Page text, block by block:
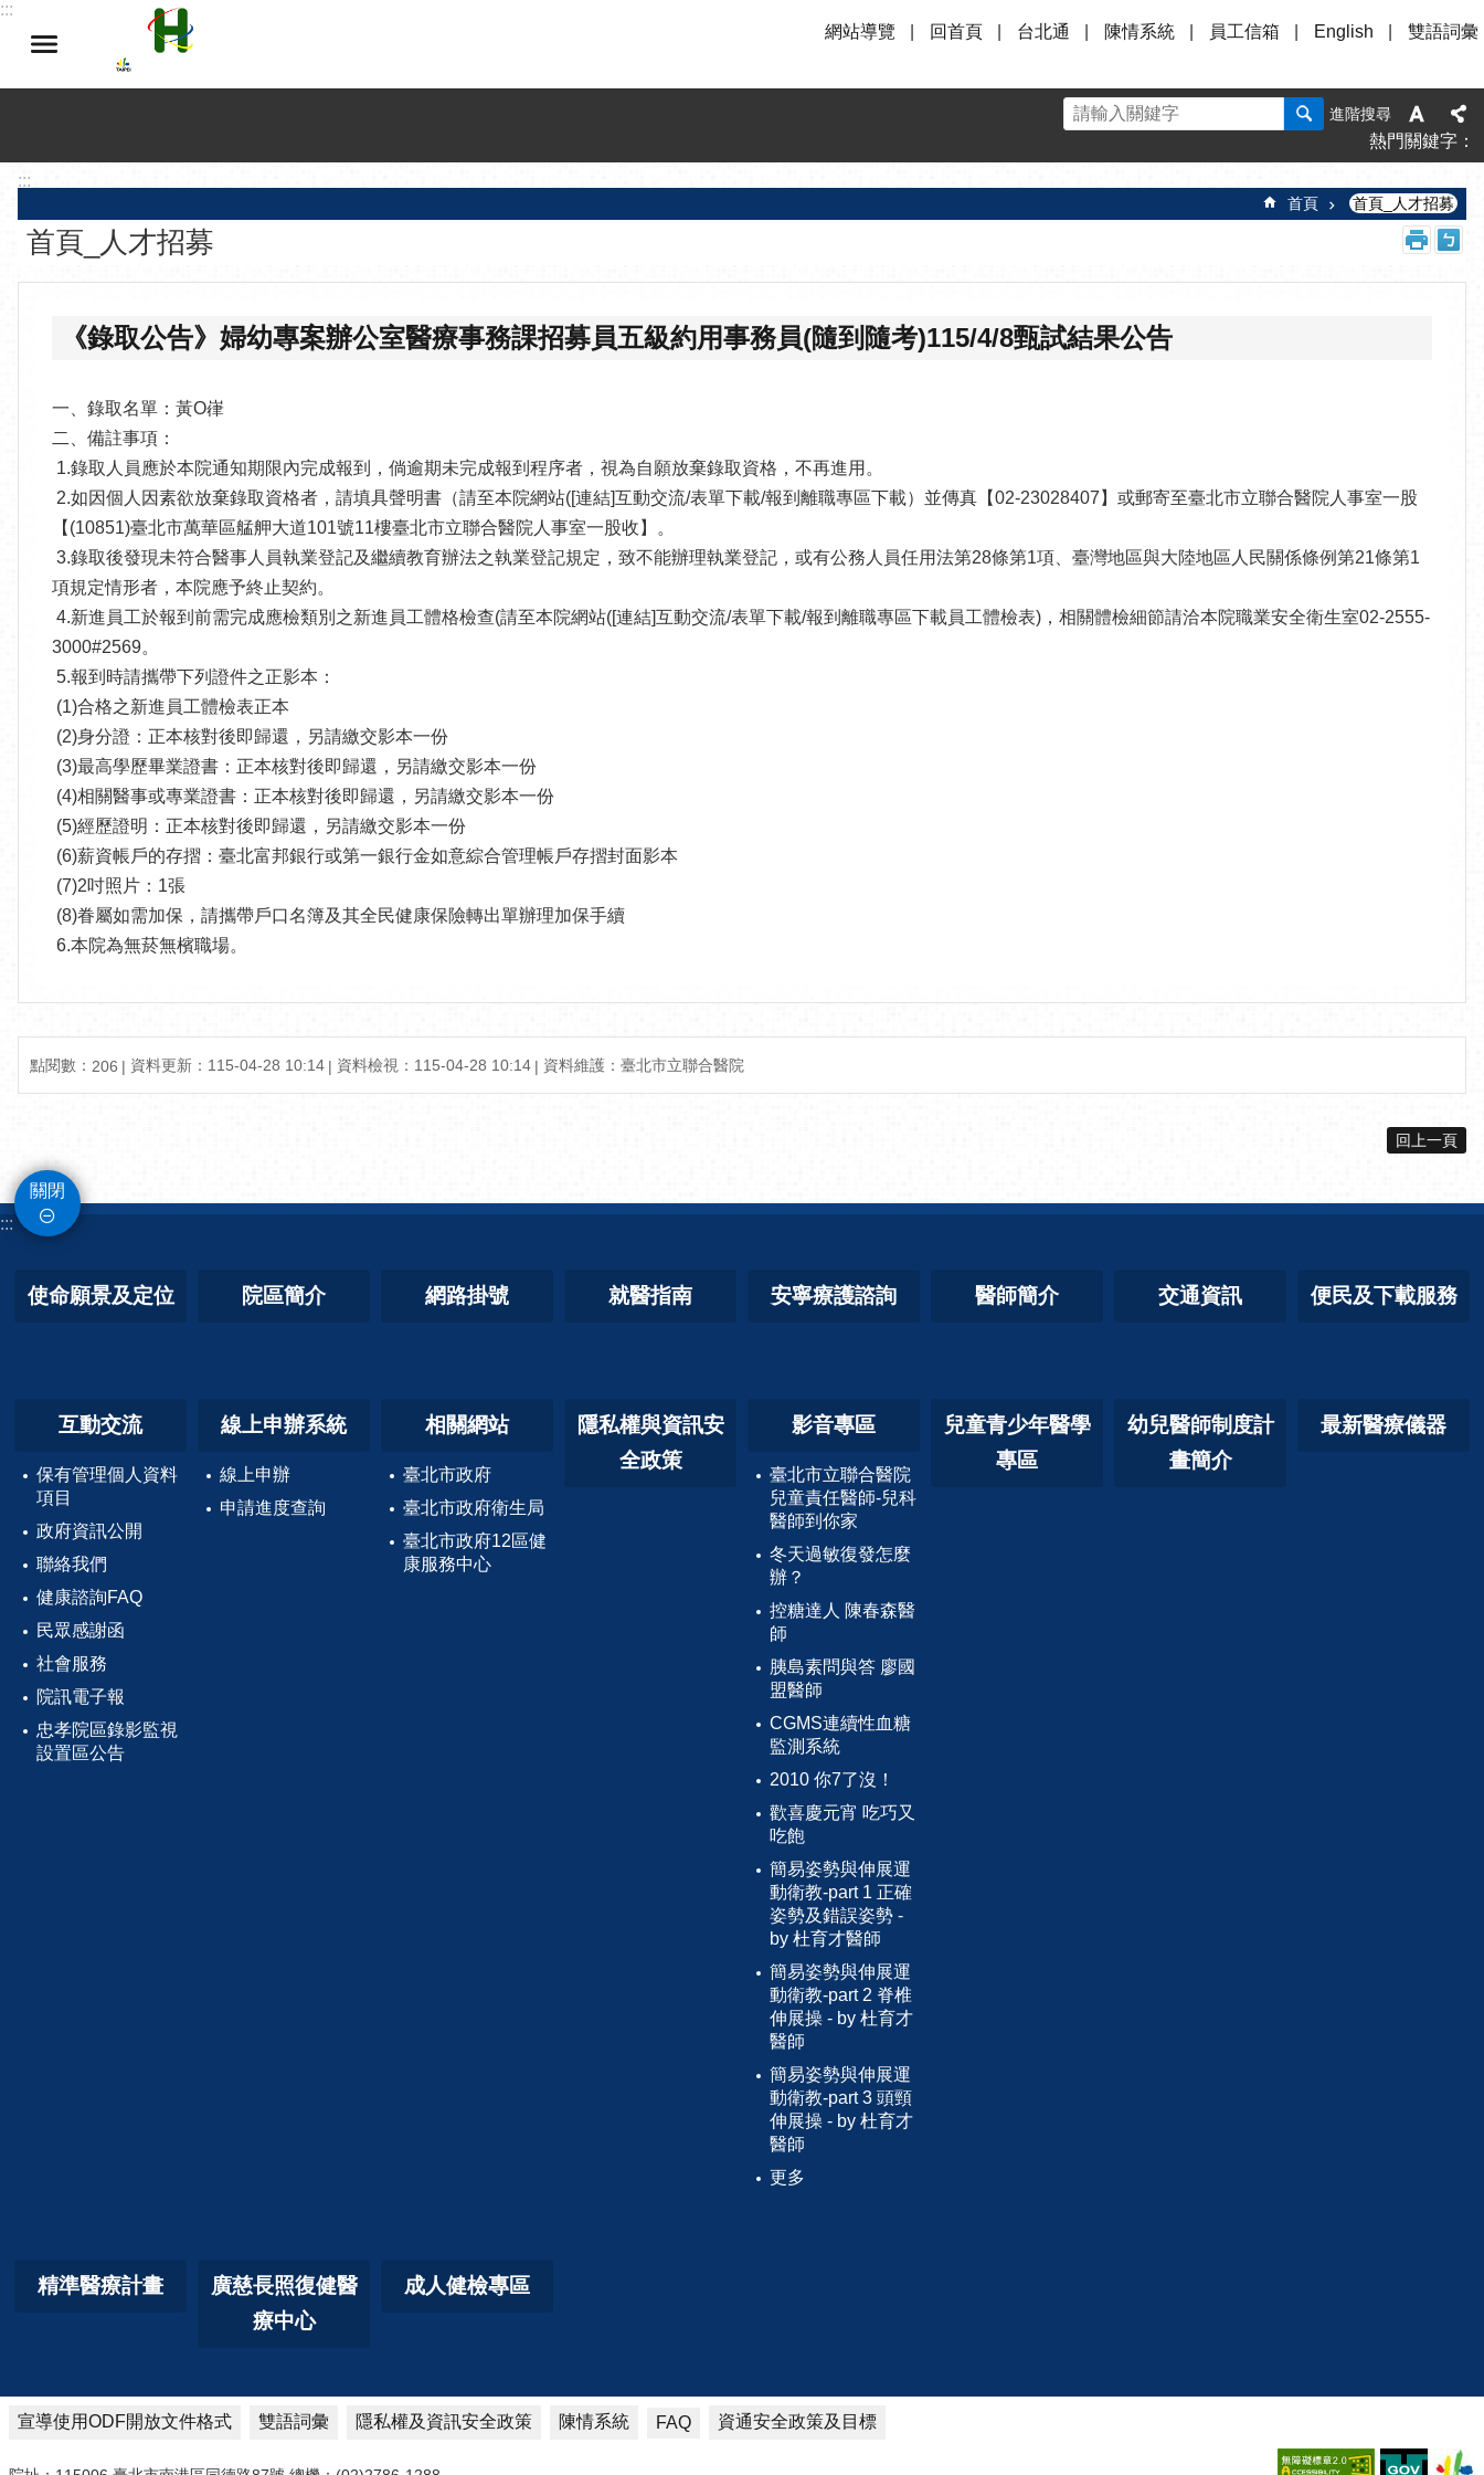
跳到主要內容區塊
:::
網站導覽
回首頁 台北通 陳情系統 員工信箱 English 雙語詞彙
進階搜尋
熱門關鍵字
:::
首頁 首頁_人才招募
首頁_人才招募
《錄取公告》婦幼專案辦公室醫療事務課招募員五級約用事務員(隨到隨考)115/4/8甄試結果公告
一、錄取名單：黃O嵂
二、備註事項：
1.錄取人員應於本院通知期限內完成報到，倘逾期未完成報到程序者，視為自願放棄錄取資格，不再進用。
2.如因個人因素欲放棄錄取資格者，請填具聲明書（請至本院網站([連結]互動交流/表單下載/報到離職專區下載）並傳真【02-23028407】或郵寄至臺北市立聯合醫院人事室一股
【(10851)臺北市萬華區艋舺大道101號11樓臺北市立聯合醫院人事室一股收】。
3.錄取後發現未符合醫事人員執業登記及繼續教育辦法之執業登記規定，致不能辦理執業登記，或有公務人員任用法第28條第1項、臺灣地區與大陸地區人民關係條例第21條第1
項規定情形者，本院應予終止契約。
4.新進員工於報到前需完成應檢類別之新進員工體格檢查(請至本院網站([連結]互動交流/表單下載/報到離職專區下載員工體檢表)，相關體檢細節請洽本院職業安全衛生室02-2555-
3000#2569。
5.報到時請攜帶下列證件之正影本：
(1)合格之新進員工體檢表正本
(2)身分證：正本核對後即歸還，另請繳交影本一份
(3)最高學歷畢業證書：正本核對後即歸還，另請繳交影本一份
(4)相關醫事或專業證書：正本核對後即歸還，另請繳交影本一份
(5)經歷證明：正本核對後即歸還，另請繳交影本一份
(6)薪資帳戶的存摺：臺北富邦銀行或第一銀行金如意綜合管理帳戶存摺封面影本
(7)2吋照片：1張
(8)眷屬如需加保，請攜帶戶口名簿及其全民健康保險轉出單辦理加保手續
6.本院為無菸無檳職場。
點閱數： 206 資料更新：115-04-28 10:14 資料檢視：115-04-28 10:14 資料維護：臺北市立聯合醫院
回上一頁
關閉
:::
使命願景及定位 院區簡介 網路掛號 就醫指南 安寧療護諮詢 醫師簡介 交通資訊 便民及下載服務
互動交流
保有管理個人資料
項目
政府資訊公開
聯絡我們
健康諮詢FAQ
民眾感謝函
社會服務
院訊電子報
忠孝院區錄影監視
設置區公告
線上申辦系統
線上申辦
申請進度查詢
相關網站
臺北市政府
臺北市政府衛生局
臺北市政府12區健
康服務中心
隱私權與資訊安
全政策
影音專區
臺北市立聯合醫院
兒童責任醫師-兒科
醫師到你家
冬天過敏復發怎麼
辦？
控糖達人 陳春森醫
師
胰島素問與答 廖國
盟醫師
CGMS連續性血糖
監測系統
2010 你7了沒！
歡喜慶元宵 吃巧又
吃飽
簡易姿勢與伸展運
動衛教-part 1 正確
姿勢及錯誤姿勢 -
by 杜育才醫師
簡易姿勢與伸展運
動衛教-part 2 脊椎
伸展操 - by 杜育才
醫師
簡易姿勢與伸展運
動衛教-part 3 頭頸
伸展操 - by 杜育才
醫師
更多
兒童青少年醫學
專區
幼兒醫師制度計
畫簡介
最新醫療儀器
精準醫療計畫
廣慈長照復健醫
療中心
成人健檢專區
宣導使用ODF開放文件格式 雙語詞彙 隱私權及資訊安全政策 陳情系統 FAQ 資通安全政策及目標